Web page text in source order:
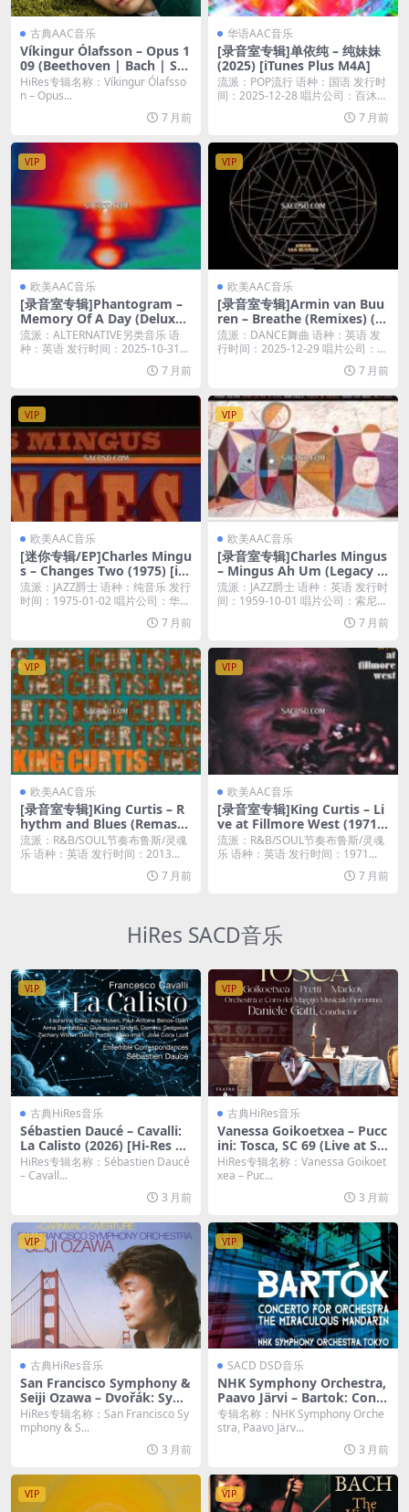
古典AAC音乐
Víkingur Ólafsson – Opus 1
09 (Beethoven | Bach | Sch
ubert) (2025) [Hi-Res 24bit/
192KHz FLAC]
HiRes专辑名称：Víkingur Ólafsso
n – Opus...
7 月前
华语AAC音乐
[录音室专辑]单依纯 – 纯妹妹
(2025) [iTunes Plus M4A]
流派：POP流行 语种：国语 发行时
间：2025-12-28 唱片公司：百沐娱
7 月前
VIP
欧美AAC音乐
[录音室专辑]Phantogram –
Memory Of A Day (Deluxe)
(2025) [iTunes Plus M4A]
流派：ALTERNATIVE另类音乐 语
种：英语 发行时间：2025-10-31...
7 月前
VIP
欧美AAC音乐
[录音室专辑]Armin van Buu
ren – Breathe (Remixes) (2
025) [iTunes Plus M4A]
流派：DANCE舞曲 语种：英语 发
行时间：2025-12-29 唱片公司：A
7 月前
VIP
欧美AAC音乐
[迷你专辑/EP]Charles Mingu
s – Changes Two (1975) [iT
unes Plus M4A]
流派：JAZZ爵士 语种：纯音乐 发行
时间：1975-01-02 唱片公司：华
7 月前
VIP
欧美AAC音乐
[录音室专辑]Charles Mingus
– Mingus Ah Um (Legacy E
dition) (1959) [iTunes Plus
M4A]
流派：JAZZ爵士 语种：英语 发行时
间：1959-10-01 唱片公司：索尼
7 月前
VIP
欧美AAC音乐
[录音室专辑]King Curtis – R
hythm and Blues (Remaste
red) (2013) [iTunes Plus M4
A]
流派：R&B/SOUL节奏布鲁斯/灵魂
乐 语种：英语 发行时间：2013...
7 月前
VIP
欧美AAC音乐
[录音室专辑]King Curtis – Li
ve at Fillmore West (1971)
[iTunes Plus M4A]
流派：R&B/SOUL节奏布鲁斯/灵魂
乐 语种：英语 发行时间：1971...
7 月前
HiRes SACD音乐
VIP
古典HiRes音乐
Sébastien Daucé – Cavalli:
La Calisto (2026) [Hi-Res 24
bit/48KHz FLAC]
HiRes专辑名称：Sébastien Daucé
– Cavall...
3 月前
VIP
古典HiRes音乐
Vanessa Goikoetxea – Pucc
ini: Tosca, SC 69 (Live at Sal
a grande del Teatro del Ma
ggio Musicale Fiorentino, F
lorence, 6/4/2024) (2026)
[Hi-Res 24bit/48KHz FLAC]
HiRes专辑名称：Vanessa Goikoet
xea – Puc...
3 月前
VIP
古典HiRes音乐
San Francisco Symphony &
Seiji Ozawa – Dvořák: Sym
phony No. 9 “From the Ne
w World”; Carnival Overtur
e (Remastered) (2026) [Hi-
Res 24bit/192KHz FLAC]
HiRes专辑名称：San Francisco Sy
mphony & S...
3 月前
VIP
SACD DSD音乐
NHK Symphony Orchestra,
Paavo Järvi – Bartok: Conc
erto for Orchestra / The Mi
raculous Mandarin Suite (2
专辑名称：NHK Symphony Orche
stra, Paavo Järv...
3 月前
VIP VIP